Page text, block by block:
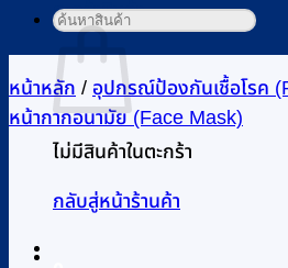
ตะกร้าสินค้า
ไม่มีสินค้าในตะกร้า
กลับสู่หน้าร้านค้า
ค้นหา:
หน้าหลัก / อุปกรณ์ป้องกันเชื้อโรค
หน้ากากอนามัย (Face Mask)